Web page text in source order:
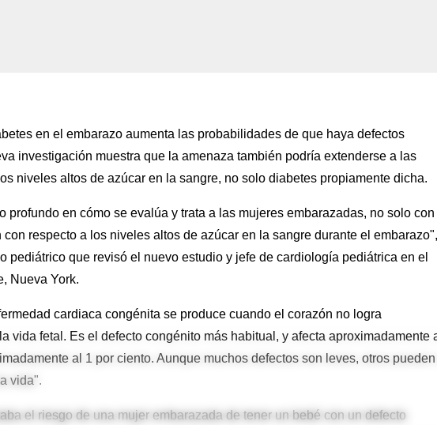
en el embarazo aumenta las probabilidades de que haya defectos
investigación muestra que la amenaza también podría extenderse a las
niveles altos de azúcar en la sangre, no solo diabetes propiamente dicha.
profundo en cómo se evalúa y trata a las mujeres embarazadas, no solo con
respecto a los niveles altos de azúcar en la sangre durante el embarazo",
pediátrico que revisó el nuevo estudio y jefe de cardiología pediátrica en el
Nueva York.
cardiaca congénita se produce cuando el corazón no logra
vida fetal. Es el defecto congénito más habitual, y afecta aproximadamente
al 1 por ciento. Aunque muchos defectos son leves, otros
vida".
el riesgo de una mujer embarazada de tener un bebé con un defecto